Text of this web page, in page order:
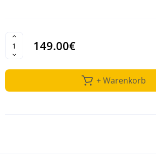
149.00€
+ Warenkorb